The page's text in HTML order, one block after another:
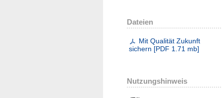
Dateien
Mit Qualität Zukunft
sichern [PDF 1.71 mb]
Nutzungshinweis